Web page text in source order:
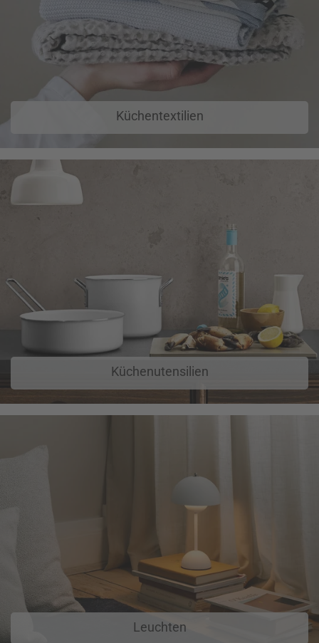
Küchentextilien
Küchenutensilien
Leuchten